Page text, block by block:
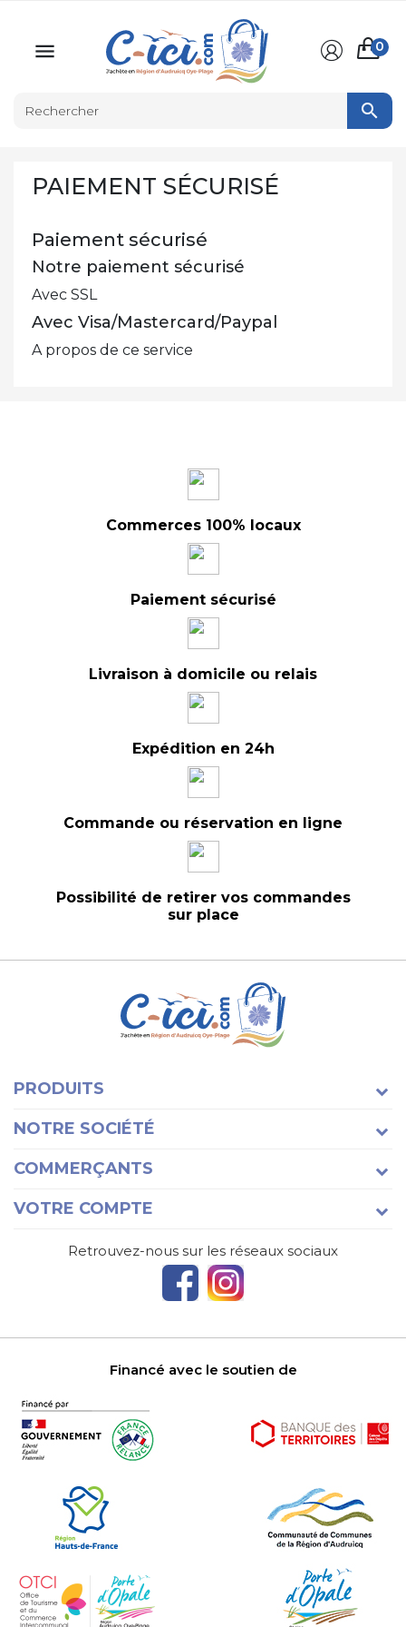
 0

PAIEMENT SÉCURISÉ
Paiement sécurisé
Notre paiement sécurisé
Avec SSL
Avec Visa/Mastercard/Paypal
A propos de ce service
Commerces 100% locaux
Paiement sécurisé
Livraison à domicile ou relais
Expédition en 24h
Commande ou réservation en ligne
Possibilité de retirer vos commandes
sur place
PRODUITS
NOTRE SOCIÉTÉ
COMMERÇANTS
VOTRE COMPTE
Retrouvez-nous sur les réseaux sociaux
Financé avec le soutien de